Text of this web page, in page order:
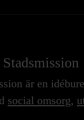
är en
social omsorg,